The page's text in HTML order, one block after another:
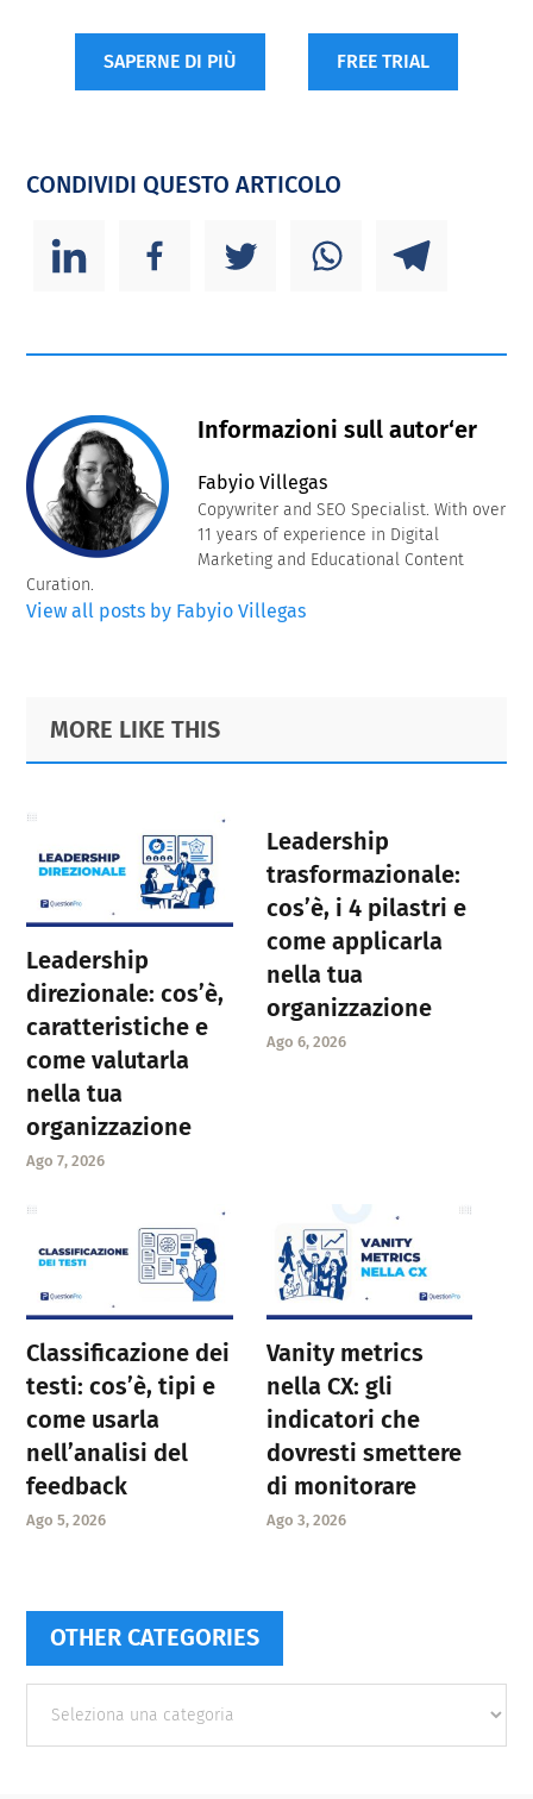
SAPERNE DI PIÙ FREE TRIAL
CONDIVIDI QUESTO ARTICOLO
Informazioni sull autor‘er
Fabyio Villegas
Copywriter and SEO Specialist. With over
11 years of experience in Digital
Marketing and Educational Content
Curation.
View all posts by Fabyio Villegas
Primary
Sidebar
Footer
MORE LIKE THIS
Leadership
direzionale: cos’è,
caratteristiche e
come valutarla
nella tua
organizzazione
Ago 7, 2026
Leadership
trasformazionale:
cos’è, i 4 pilastri e
come applicarla
nella tua
organizzazione
Ago 6, 2026
Classificazione dei
testi: cos’è, tipi e
come usarla
nell’analisi del
feedback
Ago 5, 2026
Vanity metrics
nella CX: gli
indicatori che
dovresti smettere
di monitorare
Ago 3, 2026
OTHER CATEGORIES
categories